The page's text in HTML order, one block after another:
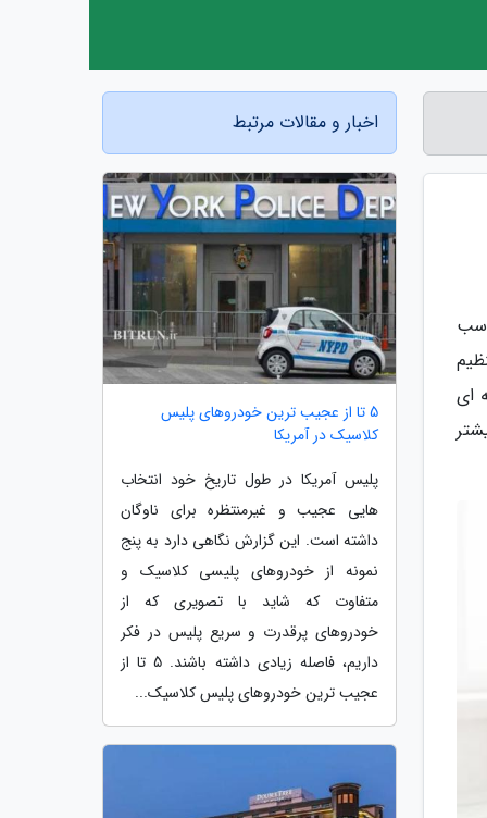
ای
اخبار و مقالات مرتبط
5 تا از عجیب ترین خودروهای پلیس
کلاسیک در آمریکا
پلیس آمریکا در طول تاریخ خود انتخاب
هایی عجیب و غیرمنتظره برای ناوگان
داشته است. این گزارش نگاهی دارد به پنج
نمونه از خودروهای پلیسی کلاسیک و
متفاوت که شاید با تصویری که از
خودروهای پرقدرت و سریع پلیس در فکر
داریم، فاصله زیادی داشته باشند. 5 تا از
عجیب ترین خودروهای پلیس کلاسیک...